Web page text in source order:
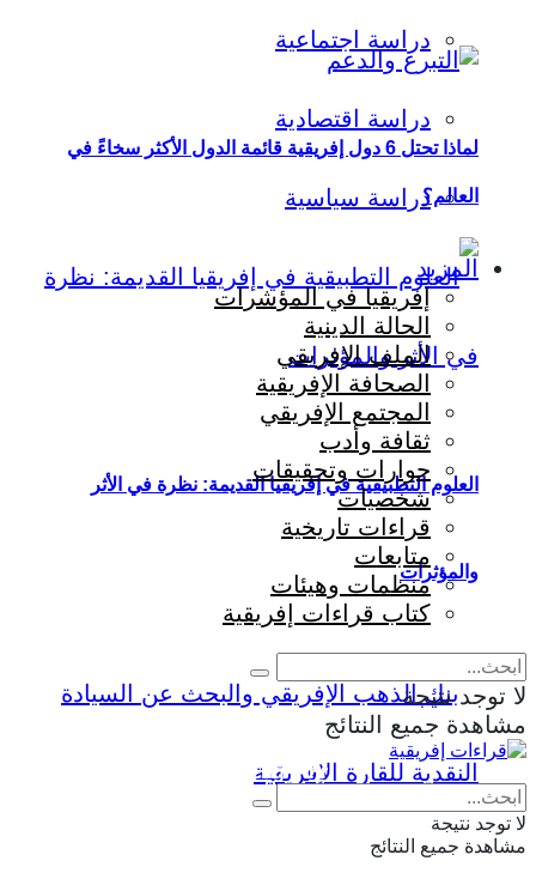
دراسة اجتماعية
دراسة اقتصادية
دراسة سياسية
العلوم التطبيقية في إفريقيا القديمة: نظرة في الأثر
والمؤثرات
لماذا تحتل 6 دول إفريقية قائمة الدول الأكثر سخاءً في
العالم؟
المزيد
إفريقيا في المؤشرات
الحالة الدينية
الملف الإفريقي
الصحافة الإفريقية
المجتمع الإفريقي
ثقافة وأدب
حوارات وتحقيقات
شخصيات
قراءات تاريخية
متابعات
منظمات وهيئات
كتاب قراءات إفريقية
لا توجد نتيجة
مشاهدة جميع النتائج
Eng Fr
لا توجد نتيجة
مشاهدة جميع النتائج